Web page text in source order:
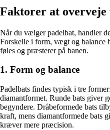
Faktorer at overveje
Når du vælger padelbat, handler
Forskelle i form, vægt og balance
føles og præsterer på banen.
1. Form og balance
Padelbats findes typisk i tre
diamantformet. Runde bats giver
begyndere. Dråbeformede bats
kraft, mens diamantformede bats
kræver mere præcision.